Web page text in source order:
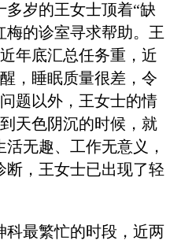
多岁的王女士顶着“缺
梅的诊室寻求帮助。王
年底汇总任务重，近
，睡眠质量很差，令
题以外，王女士的情
天色阴沉的时候，就
无趣、工作无意义，
断，王女士已出现了轻
科最繁忙的时段，近两